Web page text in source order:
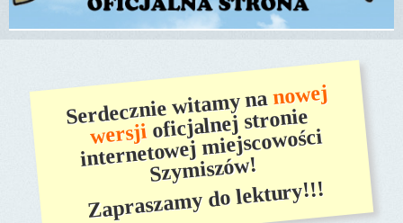
Serdecznie witamy nanowej
wersjioficjalnej stronie
internetowej miejscowości
Szymiszów!
Zapraszamy do lektury!!!